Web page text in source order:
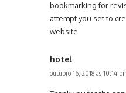
bookmarking for
attempt you set to
website.
hotel
outubro 16, 2018 às 10:14